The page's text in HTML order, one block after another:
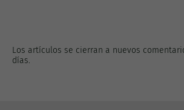
Los artículos se cierran a nuevos
días.